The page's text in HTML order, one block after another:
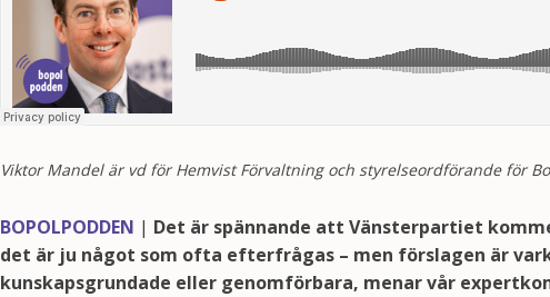
Viktor Mandel är vd för Hemvist Förvaltning och styrelseordförande för
BOPOLPODDEN | Det är spännande att Vänsterpartiet
det är ju något som ofta efterfrågas – men förslagen är
kunskapsgrundade eller genomförbara, menar vår